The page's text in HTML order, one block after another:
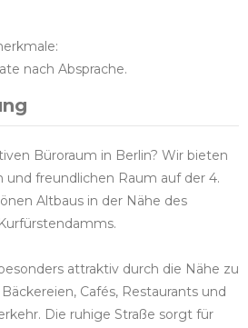
nach Absprache.
Büroraum in Berlin? Wir bieten
freundlichen Raum auf der 4.
Altbaus in der Nähe des
attraktiv durch die Nähe zu
Cafés, Restaurants und
Die ruhige Straße sorgt für